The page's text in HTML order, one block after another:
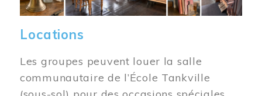
Locations
Les groupes peuvent louer la salle
communautaire de l’École Tankville